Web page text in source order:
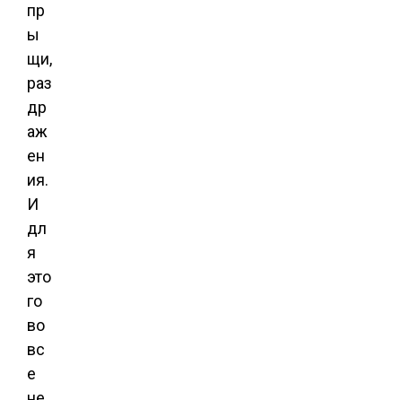
пр
ы
щи,
раз
др
аж
ен
ия.
И
дл
я
это
го
во
вс
е